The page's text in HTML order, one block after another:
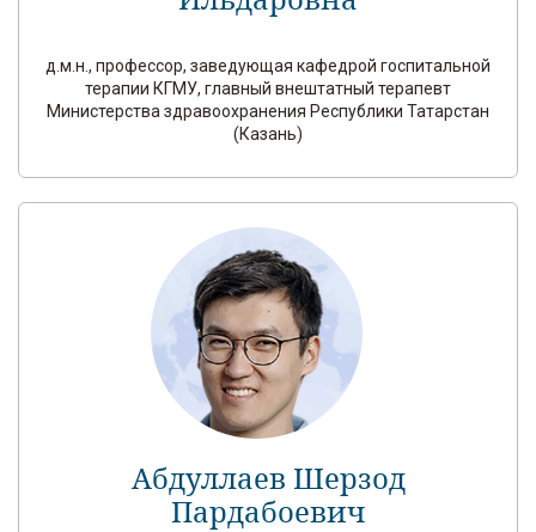
д.м.н., профессор, заведующая кафедрой госпитальной
терапии КГМУ, главный внештатный терапевт
Министерства здравоохранения Республики Татарстан
(Казань)
Абдуллаев Шерзод
Пардабоевич